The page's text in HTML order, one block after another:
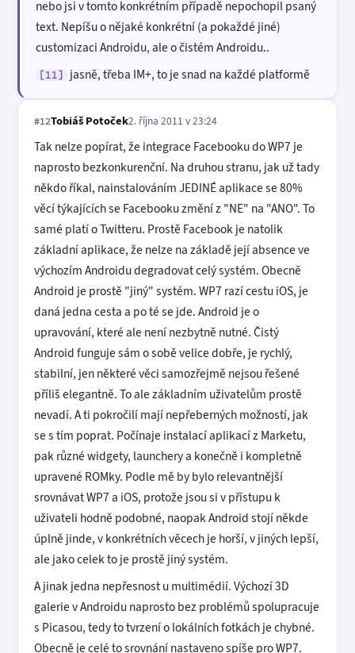
nebo jsi v tomto konkrétním případě nepochopil psaný
text. Nepíšu o nějaké konkrétní (a pokaždé jiné)
customizaci Androidu, ale o čistém Androidu..
[11] jasně, třeba IM+, to je snad na každé platformě
#12Tobiáš Potoček2. října 2011 v 23:24
Tak nelze popírat, že integrace Facebooku do WP7 je
naprosto bezkonkurenční. Na druhou stranu, jak už tady
někdo říkal, nainstalováním JEDINÉ aplikace se 80%
věcí týkajících se Facebooku změní z "NE" na "ANO". To
samé platí o Twitteru. Prostě Facebook je natolik
základní aplikace, že nelze na základě její absence ve
výchozím Androidu degradovat celý systém. Obecně
Android je prostě "jiný" systém. WP7 razí cestu iOS, je
daná jedna cesta a po té se jde. Android je o
upravování, které ale není nezbytně nutné. Čistý
Android funguje sám o sobě velice dobře, je rychlý,
stabilní, jen některé věci samozřejmě nejsou řešené
příliš elegantně. To ale základním uživatelům prostě
nevadí. A ti pokročilí mají nepřeberných možností, jak
se s tím poprat. Počínaje instalací aplikací z Marketu,
pak různé widgety, launchery a konečně i kompletně
upravené ROMky. Podle mě by bylo relevantnější
srovnávat WP7 a iOS, protože jsou si v přístupu k
uživateli hodně podobné, naopak Android stojí někde
úplně jinde, v konkrétních věcech je horší, v jiných lepší,
ale jako celek to je prostě jiný systém.
A jinak jedna nepřesnost u multimédií. Výchozí 3D
galerie v Androidu naprosto bez problémů spolupracuje
s Picasou, tedy to tvrzení o lokálních fotkách je chybné.
Obecně je celé to srovnání nastaveno spíše pro WP7.